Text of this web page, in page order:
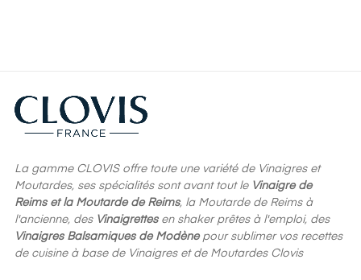
La gamme CLOVIS offre toute une variété de Vinaigres et
Moutardes, ses spécialités sont avant tout le Vinaigre de
Reims et la Moutarde de Reims, la Moutarde de Reims à
l'ancienne, des Vinaigrettesen shaker prêtes à l'emploi, des
Vinaigres Balsamiques de Modènepour sublimer vos recettes
de cuisine à base de Vinaigres et de Moutardes Clovis